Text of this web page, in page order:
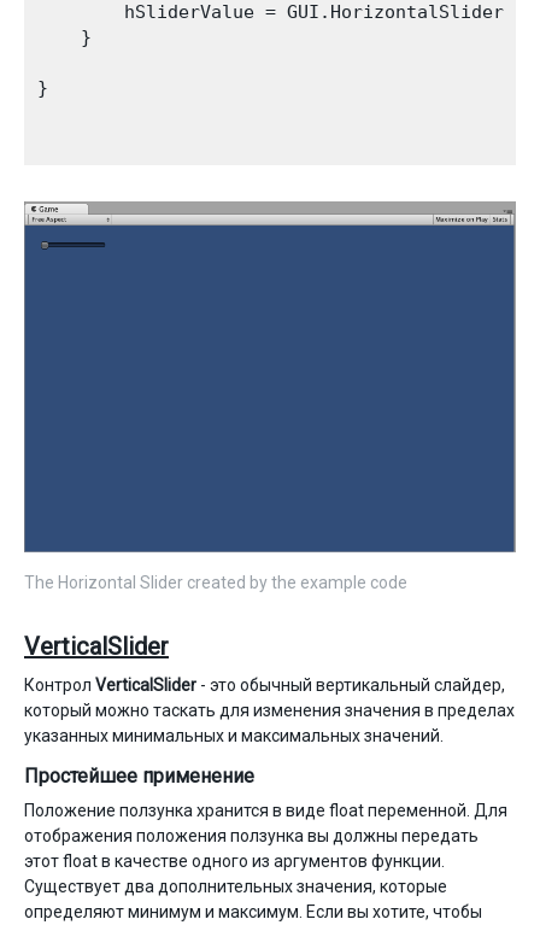
hSliderValue = GUI.HorizontalSlider
    }
}
The Horizontal Slider created by the example code
VerticalSlider
Контрол VerticalSlider - это обычный вертикальный слайдер,
который можно таскать для изменения значения в пределах
указанных минимальных и максимальных значений.
Простейшее применение
Положение ползунка хранится в виде float переменной. Для
отображения положения ползунка вы должны передать
этот float в качестве одного из аргументов функции.
Существует два дополнительных значения, которые
определяют минимум и максимум. Если вы хотите, чтобы